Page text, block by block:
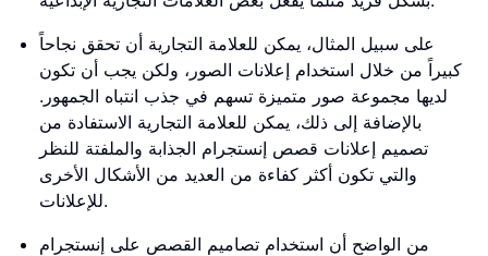
على سبيل المثال، يمكن للعلامة التجارية أن تحقق نجاحاً
كبيراً من خلال استخدام إعلانات الصور، ولكن يجب أن تكون
لديها مجموعة صور متميزة تسهم في جذب انتباه الجمهور.
بالإضافة إلى ذلك، يمكن للعلامة التجارية الاستفادة من
تصميم إعلانات قصص إنستجرام الجذابة والملفتة للنظر
والتي تكون أكثر كفاءة من العديد من الأشكال الأخرى
للإعلانات.
من الواضح أن استخدام تصاميم القصص على إنستجرام